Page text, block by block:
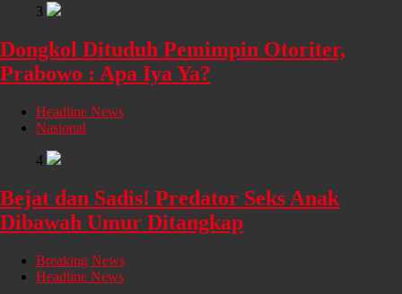
3
Dongkol Dituduh Pemimpin Otoriter,
Prabowo : Apa Iya Ya?
Headline News
Nasional
4
Bejat dan Sadis! Predator Seks Anak
Dibawah Umur Ditangkap
Breaking News
Headline News